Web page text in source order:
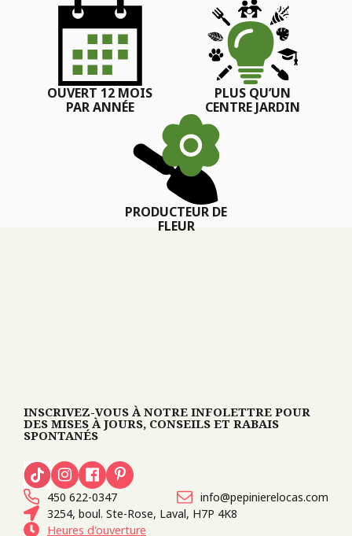
OUVERT 12 MOIS
PAR ANNÉE
PLUS QU’UN
CENTRE JARDIN
PRODUCTEUR DE
FLEUR
INSCRIVEZ-VOUS À NOTRE INFOLETTRE POUR
DES MISES À JOURS, CONSEILS ET RABAIS
SPONTANÉS
450 622-0347
info@pepinierelocas.com
3254, boul. Ste-Rose, Laval, H7P 4K8
Heures d'ouverture